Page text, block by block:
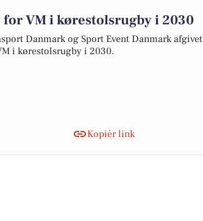
VM i kørestolsrugby i 2030
Danmark og Sport Event Danmark afgivet
i kørestolsrugby i 2030.
Kopiér link